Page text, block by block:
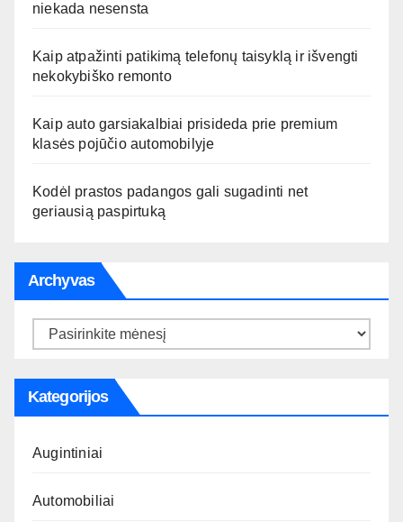
niekada nesensta
Kaip atpažinti patikimą telefonų taisyklą ir išvengti
nekokybiško remonto
Kaip auto garsiakalbiai prisideda prie premium
klasės pojūčio automobilyje
Kodėl prastos padangos gali sugadinti net
geriausią paspirtuką
Archyvas
Archyvas
Kategorijos
Augintiniai
Automobiliai